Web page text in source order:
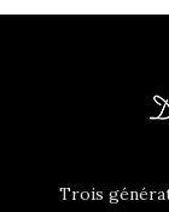
Trois